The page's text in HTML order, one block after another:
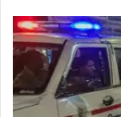
पेट्रोलिंग
वाहन
को
देखकर
भाग
रहे